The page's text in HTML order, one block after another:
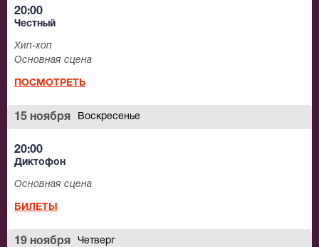
20:00
Честный
Хип-хоп
Основная сцена
ПОСМОТРЕТЬ
15 ноября Воскресенье
20:00
Диктофон
Основная сцена
БИЛЕТЫ
19 ноября Четверг